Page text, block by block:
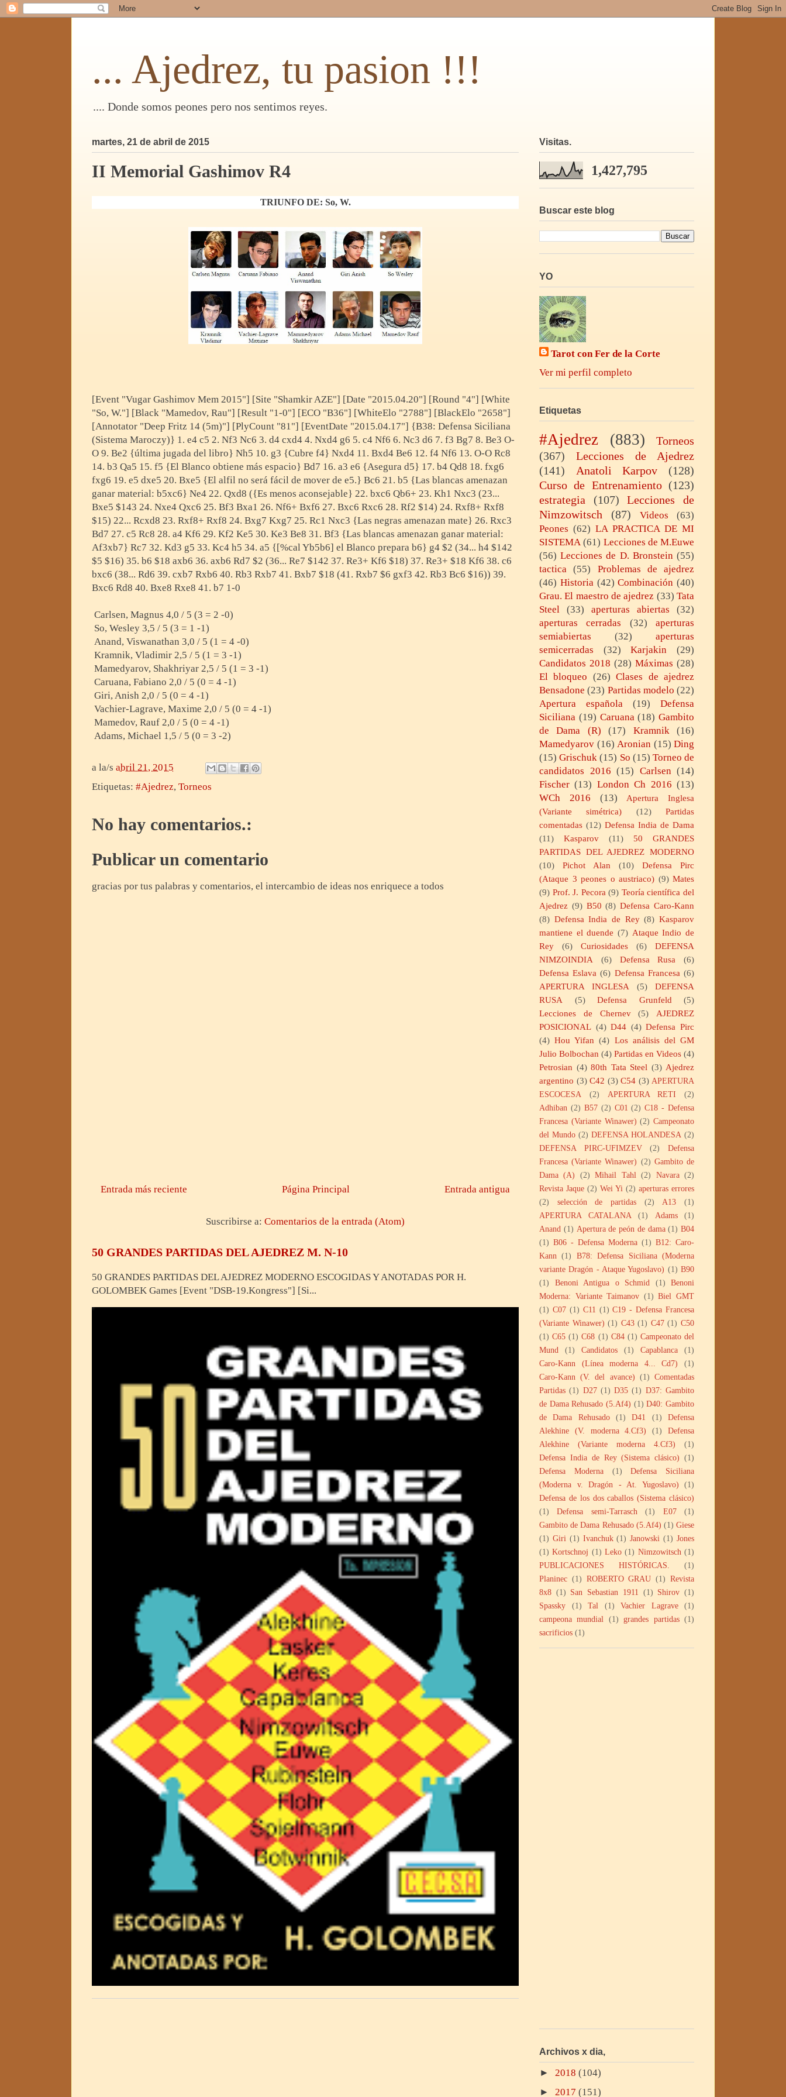
... Ajedrez, tu pasion !!!
.... Donde somos peones pero nos sentimos reyes.
martes, 21 de abril de 2015
II Memorial Gashimov R4
TRIUNFO DE: So, W.
[Event "Vugar Gashimov Mem 2015"] [Site "Shamkir AZE"] [Date "2015.04.20"] [Round "4"] [White
"So, W."] [Black "Mamedov, Rau"] [Result "1-0"] [ECO "B36"] [WhiteElo "2788"] [BlackElo "2658"]
[Annotator "Deep Fritz 14 (5m)"] [PlyCount "81"] [EventDate "2015.04.17"] {B38: Defensa Siciliana
(Sistema Maroczy)} 1. e4 c5 2. Nf3 Nc6 3. d4 cxd4 4. Nxd4 g6 5. c4 Nf6 6. Nc3 d6 7. f3 Bg7 8. Be3 O-
O 9. Be2 {última jugada del libro} Nh5 10. g3 {Cubre f4} Nxd4 11. Bxd4 Be6 12. f4 Nf6 13. O-O Rc8
14. b3 Qa5 15. f5 {El Blanco obtiene más espacio} Bd7 16. a3 e6 {Asegura d5} 17. b4 Qd8 18. fxg6
fxg6 19. e5 dxe5 20. Bxe5 {El alfil no será fácil de mover de e5.} Bc6 21. b5 {Las blancas amenazan
ganar material: b5xc6} Ne4 22. Qxd8 ({Es menos aconsejable} 22. bxc6 Qb6+ 23. Kh1 Nxc3 (23...
Bxe5 $143 24. Nxe4 Qxc6 25. Bf3 Bxa1 26. Nf6+ Bxf6 27. Bxc6 Rxc6 28. Rf2 $14) 24. Rxf8+ Rxf8
$15) 22... Rcxd8 23. Rxf8+ Rxf8 24. Bxg7 Kxg7 25. Rc1 Nxc3 {Las negras amenazan mate} 26. Rxc3
Bd7 27. c5 Rc8 28. a4 Kf6 29. Kf2 Ke5 30. Ke3 Be8 31. Bf3 {Las blancas amenazan ganar material:
Af3xb7} Rc7 32. Kd3 g5 33. Kc4 h5 34. a5 {[%cal Yb5b6] el Blanco prepara b6} g4 $2 (34... h4 $142
$5 $16) 35. b6 $18 axb6 36. axb6 Rd7 $2 (36... Re7 $142 37. Re3+ Kf6 $18) 37. Re3+ $18 Kf6 38. c6
bxc6 (38... Rd6 39. cxb7 Rxb6 40. Rb3 Rxb7 41. Bxb7 $18 (41. Rxb7 $6 gxf3 42. Rb3 Bc6 $16)) 39.
Bxc6 Rd8 40. Bxe8 Rxe8 41. b7 1-0
Carlsen, Magnus 4,0 / 5 (3 = 2 -0)
So, Wesley 3,5 / 5 (3 = 1 -1)
Anand, Viswanathan 3,0 / 5 (1 = 4 -0)
Kramnik, Vladimir 2,5 / 5 (1 = 3 -1)
Mamedyarov, Shakhriyar 2,5 / 5 (1 = 3 -1)
Caruana, Fabiano 2,0 / 5 (0 = 4 -1)
Giri, Anish 2,0 / 5 (0 = 4 -1)
Vachier-Lagrave, Maxime 2,0 / 5 (0 = 4 -1)
Mamedov, Rauf 2,0 / 5 (0 = 4 -1)
Adams, Michael 1,5 / 5 (0 = 3 -2)
a la/s abril 21, 2015
Etiquetas: #Ajedrez, Torneos
No hay comentarios.:
Publicar un comentario
gracias por tus palabras y comentarios, el intercambio de ideas nos enriquece a todos
Entrada más reciente Entrada antigua
Página Principal
Suscribirse a: Comentarios de la entrada (Atom)
50 GRANDES PARTIDAS DEL AJEDREZ M. N-10
50 GRANDES PARTIDAS DEL AJEDREZ MODERNO ESCOGIDAS Y ANOTADAS POR H.
GOLOMBEK Games [Event "DSB-19.Kongress"] [Si...
Visitas.
1,427,795
Buscar este blog
YO
Tarot con Fer de la Corte
Ver mi perfil completo
Etiquetas
#Ajedrez (883)
Torneos
(367)
Lecciones de Ajedrez
(141)
Anatoli Karpov
(128)
Curso de Entrenamiento (123)
estrategia
(107)
Lecciones de
Nimzowitsch
(87) Videos
(63)
Peones (62) LA PRACTICA DE MI
SISTEMA (61) Lecciones de M.Euwe
(56) Lecciones de D. Bronstein (55)
tactica (55)
Problemas de ajedrez
(46) Historia (42) Combinación (40)
Grau. El maestro de ajedrez (33) Tata
Steel
(33) aperturas abiertas
(32)
aperturas cerradas
(32)
aperturas
semiabiertas
(32)
aperturas
semicerradas
(32) Karjakin
(29)
Candidatos 2018 (28) Máximas (28)
El bloqueo (26) Clases de ajedrez
Bensadone (23) Partidas modelo (22)
Apertura española
(19)
Defensa
Siciliana (19) Caruana (18) Gambito
de Dama (R)
(17) Kramnik
(16)
Mamedyarov (16) Aronian (15) Ding
(15) Grischuk (15) So (15) Torneo de
candidatos 2016 (15) Carlsen (14)
Fischer (13) London Ch 2016 (13)
WCh 2016
(13)
Apertura Inglesa
(Variante simétrica)
(12)
Partidas
comentadas (12) Defensa India de Dama
(11)
Kasparov (11)
50 GRANDES
PARTIDAS DEL AJEDREZ MODERNO
(10)
Pichot Alan (10)
Defensa Pirc
(Ataque 3 peones o austriaco) (9) Mates
(9) Prof. J. Pecora (9) Teoría científica del
Ajedrez (9) B50 (8) Defensa Caro-Kann
(8) Defensa India de Rey (8) Kasparov
mantiene el duende (7) Ataque Indio de
Rey
(6) Curiosidades (6)
DEFENSA
NIMZOINDIA
(6) Defensa Rusa
(6)
Defensa Eslava (6) Defensa Francesa (6)
APERTURA INGLESA
(5)
DEFENSA
RUSA
(5) Defensa Grunfeld
(5)
Lecciones de Chernev
(5)
AJEDREZ
POSICIONAL (4) D44 (4) Defensa Pirc
(4) Hou Yifan (4) Los análisis del GM
Julio Bolbochan (4) Partidas en Videos (4)
Petrosian (4) 80th Tata Steel (3) Ajedrez
argentino (3) C42 (3) C54 (3) APERTURA
ESCOCESA
(2) APERTURA RETI
(2)
Adhiban (2) B57 (2) C01 (2) C18 - Defensa
Francesa (Variante Winawer) (2) Campeonato
del Mundo (2) DEFENSA HOLANDESA (2)
DEFENSA PIRC-UFIMZEV
(2)
Defensa
Francesa (Variante Winawer) (2) Gambito de
Dama (A)
(2) Mihail Tahl (2) Navara (2)
Revista Jaque (2) Wei Yi (2) aperturas errores
(2)
selección de partidas (2) A13
(1)
APERTURA CATALANA
(1) Adams
(1)
Anand (1) Apertura de peón de dama (1) B04
(1) B06 - Defensa Moderna (1) B12: Caro-
Kann (1)
B78: Defensa Siciliana (Moderna
variante Dragón - Ataque Yugoslavo) (1) B90
(1)
Benoni Antigua o Schmid (1)
Benoni
Moderna: Variante Taimanov (1) Biel GMT
(1) C07 (1) C11 (1) C19 - Defensa Francesa
(Variante Winawer) (1) C43 (1) C47 (1) C50
(1) C65 (1) C68 (1) C84 (1) Campeonato del
Mund
(1) Candidatos (1) Capablanca
(1)
Caro-Kann (Línea moderna 4... Cd7)
(1)
Caro-Kann (V. del avance) (1)
Comentadas
Partidas (1) D27 (1) D35 (1) D37: Gambito
de Dama Rehusado (5.Af4) (1) D40: Gambito
de Dama Rehusado
(1) D41 (1)
Defensa
Alekhine (V. moderna 4.Cf3)
(1)
Defensa
Alekhine (Variante moderna 4.Cf3)
(1)
Defensa India de Rey (Sistema clásico)
(1)
Defensa Moderna
(1)
Defensa Siciliana
(Moderna v. Dragón - At. Yugoslavo)
(1)
Defensa de los dos caballos (Sistema clásico)
(1)
Defensa semi-Tarrasch (1) E07
(1)
Gambito de Dama Rehusado (5.Af4) (1) Giese
(1) Giri (1) Ivanchuk (1) Janowski (1) Jones
(1) Kortschnoj (1) Leko (1) Nimzowitsch (1)
PUBLICACIONES HISTÓRICAS.
(1)
Planinec (1) ROBERTO GRAU (1)
Revista
8x8 (1) San Sebastian 1911 (1) Shirov (1)
Spassky
(1) Tal (1) Vachier Lagrave
(1)
campeona mundial (1) grandes partidas (1)
sacrificios (1)
Archivos x dia,
► 2018 (104)
► 2017 (151)